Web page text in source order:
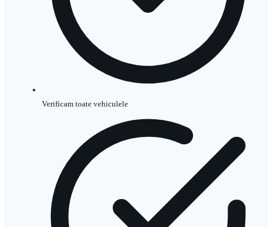
Verificam toate vehiculele